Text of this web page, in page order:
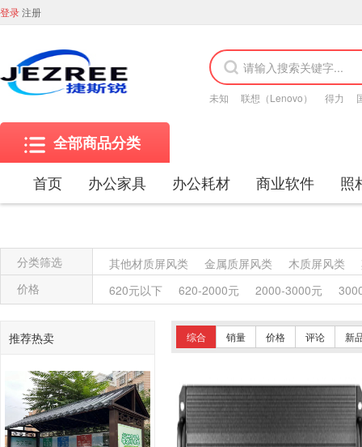
登录注册
未知 联想（Lenovo） 得力
全部商品分类
首页
办公家具 办公耗材 商业软件 照
分类筛选 其他材质屏风类 金属质屏风类 木质屏风类
金属质柜类
保险柜 木质柜类
其他沙发类
竹制、藤制等类似材料沙发类
木骨架沙发类
竹制、藤制等材料椅凳类
木骨架
塑料台、桌类 木制台、桌类
钢木台、桌类
轻金属床类
钢塑床类 钢木床类 色带
墨
数据库管理系统
特殊照相机 专用照相机
通用摄像机
其他视频会议系统设备
音视频矩
价格 620元以下 620-2000元 2000-3000元
推荐热卖 综合 销量 价格 评论 新